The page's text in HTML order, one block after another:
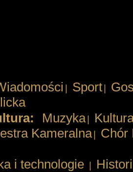
Sport
Muzyka
Kameralna
Chór
i technologie